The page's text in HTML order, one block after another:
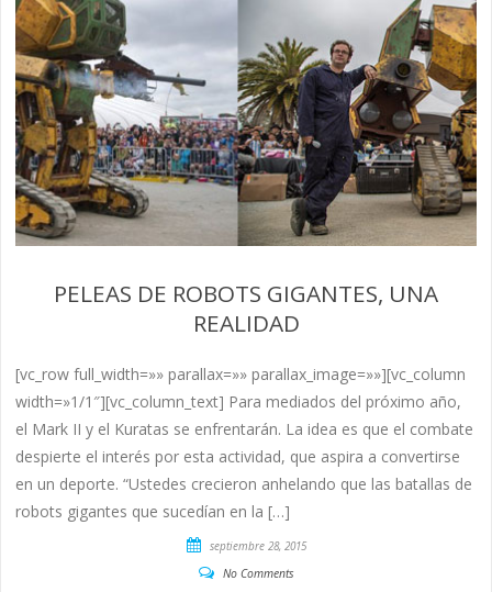
PELEAS DE ROBOTS GIGANTES, UNA
REALIDAD
[vc_row full_width=»» parallax=»» parallax_image=»»][vc_column
width=»1/1″][vc_column_text] Para mediados del próximo año,
el Mark II y el Kuratas se enfrentarán. La idea es que el combate
despierte el interés por esta actividad, que aspira a convertirse
en un deporte. “Ustedes crecieron anhelando que las batallas de
robots gigantes que sucedían en la […]
septiembre 28, 2015
No Comments